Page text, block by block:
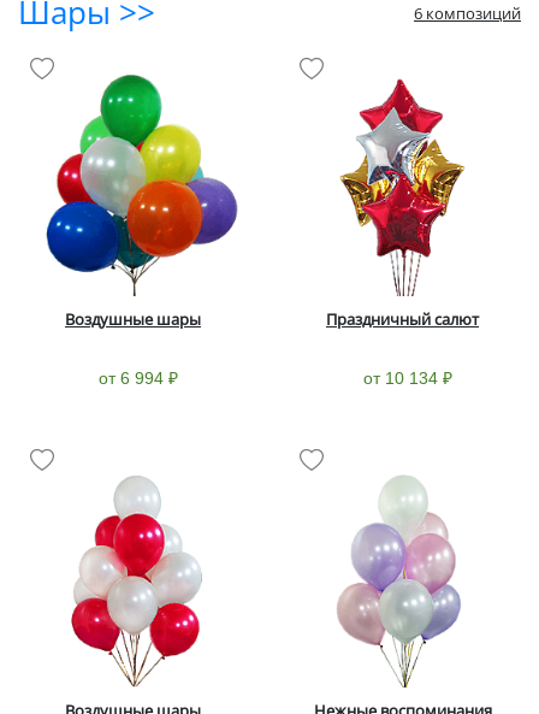
Шары >> 6 композиций
Воздушные шары
от 6 994 ₽
Праздничный салют
от 10 134 ₽